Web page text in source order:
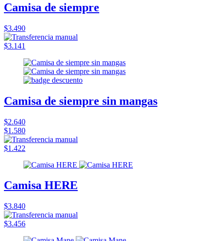
Camisa de siempre
$3.490
$3.141
Camisa de siempre sin mangas
$2.640
$1.580
$1.422
Camisa HERE
$3.840
$3.456